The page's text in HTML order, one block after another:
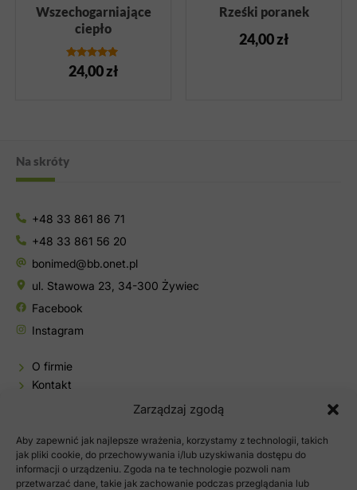
Zarządzaj zgodą
Aby zapewnić jak najlepsze wrażenia, korzystamy z technologii, takich
jak pliki cookie, do przechowywania i/lub uzyskiwania dostępu do
informacji o urządzeniu. Zgoda na te technologie pozwoli nam
przetwarzać dane, takie jak zachowanie podczas przeglądania lub
Wszechogarniające
ciepło
Oceniono
5.00
24,00zł
Rześki poranek
24,00zł
Na skróty
+48 33 861 86 71
+48 33 861 56 20
bonimed@bb.onet.pl
ul. Stawowa 23, 34-300 Żywiec
Facebook
Instagram
O firmie
Kontakt
Moje konto
Polityka prywatności